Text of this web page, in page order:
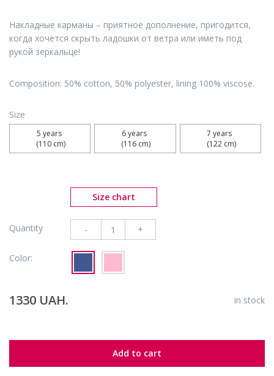
Накладные карманы – приятное дополнение, пригодится,
когда хочется скрыть ладошки от ветра или иметь под
рукой зеркальце!
Composition: 50% cotton, 50% polyester, lining 100% viscose.
Size
5 years
(110 cm)
6 years
(116 cm)
7 years
(122 cm)
Size chart
Quantity - +
Color:
1330 UAH. in stock
Add to cart